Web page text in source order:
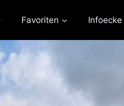
Favoriten Infoecke